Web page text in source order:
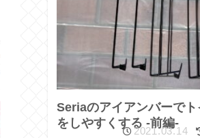
Seriaのアイアンバーで
をしやすくする -前編-
2021.03.14